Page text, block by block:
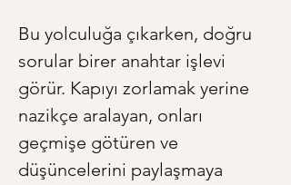
Bu yolculuğa çıkarken, doğru
sorular birer anahtar işlevi
görür. Kapıyı zorlamak yerine
nazikçe aralayan, onları
geçmişe götüren ve
düşüncelerini paylaşmaya